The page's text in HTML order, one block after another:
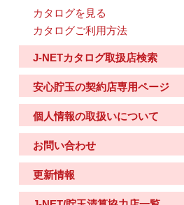
カタログを見る
カタログご利用方法
J-NETカタログ取扱店検索
安心貯玉の契約店専用ページ
個人情報の取扱いについて
お問い合わせ
更新情報